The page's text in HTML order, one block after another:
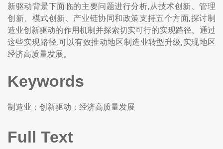
新驱动背景下面临的主要问题进行分析,从技术创新、管理
创新、模式创新、产业链协同和政策支持五个方面,探讨制
造业创新驱动的作用机制并探索切实可行的实现路径。通过
这些实现路径,可以有效推动地区制造业转型升级,实现地区
经济高质量发展。
Keywords
制造业；创新驱动；经济高质量发展
Full Text